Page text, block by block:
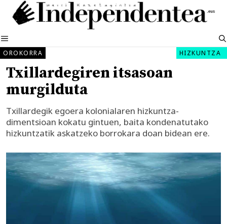
Edukira
salto
MENUA
OROKORRA HIZKUNTZA
Txillardegiren itsasoan
murgilduta
Txillardegik egoera kolonialaren hizkuntza-
dimentsioan kokatu gintuen, baita kondenatutako
hizkuntzatik askatzeko borrokara doan bidean ere.